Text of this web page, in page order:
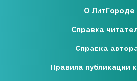
О ЛитГороде
Справка
Справка
Правила публикации